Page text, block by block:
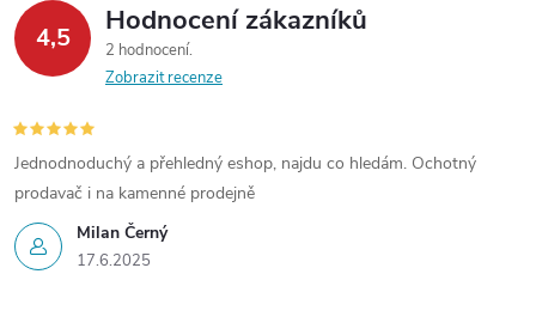
4,5 Hodnocení zákazníků
2 hodnocení
Zobrazit recenze
Milan Černý
17.6.2025
Jednodnoduchý a přehledný eshop, najdu co hledám. Ochotný
prodavač i na kamenné prodejně